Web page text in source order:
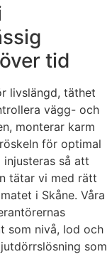
tid
livslängd, täthet
vägg- och
monterar karm
för optimal
så att
tätar vi med rätt
i Skåne. Våra
som nivå, lod och
som